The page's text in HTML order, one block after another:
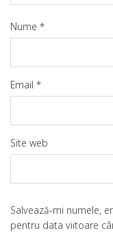
Nume *
Email *
Site web
Salvează-mi numele,
pentru data viitoare